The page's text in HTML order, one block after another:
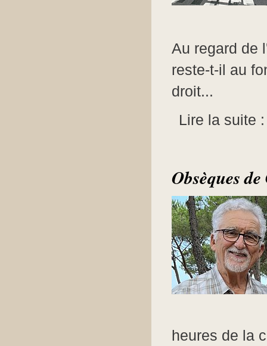
Au regard de
reste-t-il au
droit...
Lire la suite
Obsèques
heures de la